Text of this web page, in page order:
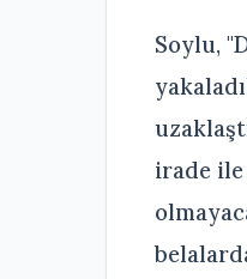
Soylu,
irade ile